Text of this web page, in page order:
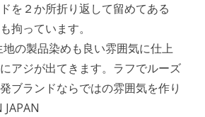
を２か所折り返して留めてある
拘っています。
地の製品染めも良い雰囲気に仕上
アジが出てきます。ラフでルーズ
ブランドならではの雰囲気を作り